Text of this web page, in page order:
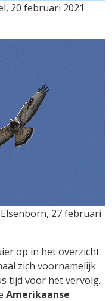
20 februari 2021
27 februari
op in het overzicht
zich voornamelijk
tijd voor het vervolg.
Amerikaanse